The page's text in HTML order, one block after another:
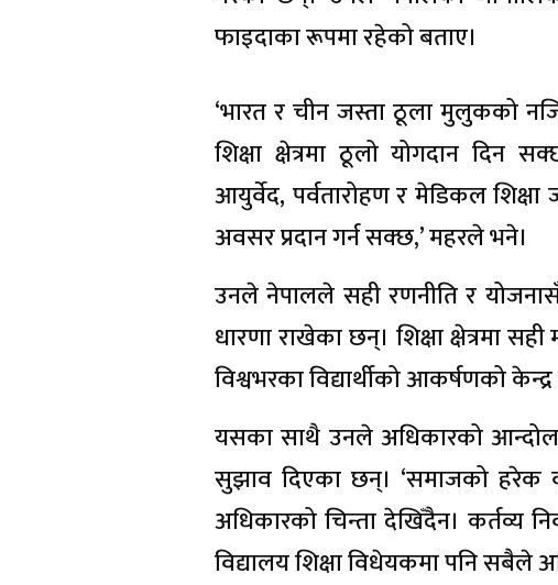
फाइदाका रूपमा रहेको बताए।
‘भारत र चीन जस्ता ठूला मुलुकको
शिक्षा क्षेत्रमा ठूलो योगदान दिन
आयुर्वेद, पर्वतारोहण र मेडिकल
अवसर प्रदान गर्न सक्छ,’ महरले भने।
उनले नेपालले सही रणनीति र
धारणा राखेका छन्। शिक्षा क्षेत्रमा
विश्वभरका विद्यार्थीको आकर्षणको
यसका साथै उनले अधिकारको
सुझाव दिएका छन्। ‘समाजको हरेक
अधिकारको चिन्ता देखिँदैन। कर्तव्य
विद्यालय शिक्षा विधेयकमा पनि सबैले